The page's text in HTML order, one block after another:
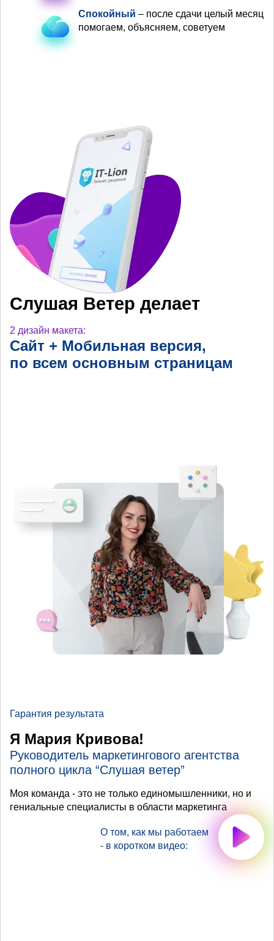
Спокойный – после сдачи целый месяц
помогаем, объясняем, советуем
Слушая Ветер делает
2 дизайн макета:
Сайт + Мобильная версия,
по всем основным страницам
Гарантия результата
Я Мария Кривова!
Руководитель маркетингового агентства
полного цикла “Слушая ветер”
Моя команда - это не только единомышленники, но и
гениальные специалисты в области маркетинга
О том, как мы работаем
- в коротком видео: